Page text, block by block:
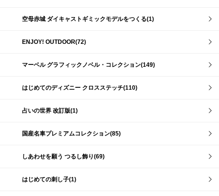
空母赤城 ダイキャストギミックモデルをつくる(1)
ENJOY! OUTDOOR(72)
マーベル グラフィックノベル・コレクション(149)
はじめてのディズニー クロスステッチ(110)
占いの世界 改訂版(1)
国産名車プレミアムコレクション(85)
しあわせを願う つるし飾り(69)
はじめての刺し子(1)